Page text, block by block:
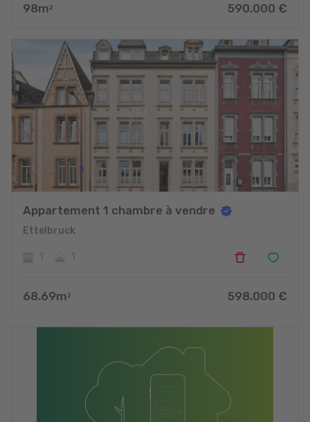
98m 2 590.000 €
Appartement 1 chambre à vendre
Ettelbruck
68.69m 2 598.000 €